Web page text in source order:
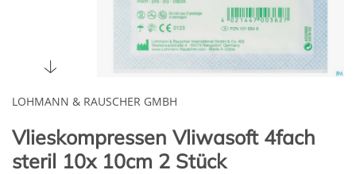
LOHMANN & RAUSCHER GMBH
Vlieskompressen Vliwasoft 4fach
steril 10x 10cm 2 Stück